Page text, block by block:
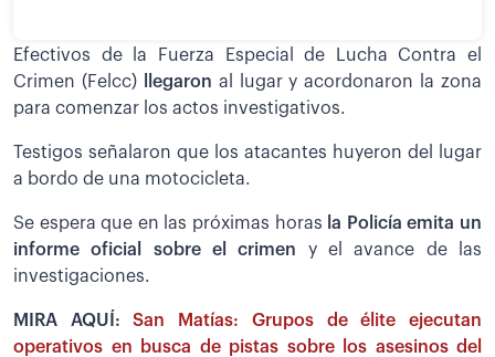
Efectivos de la Fuerza Especial de Lucha Contra el
Crimen (Felcc)
llegaron al lugar y acordonaron la zona
para comenzar los actos investigativos.
Testigos señalaron que los atacantes huyeron del lugar
a bordo de una motocicleta.
Se espera que en las próximas horas la Policía emita un
informe oficial sobre el crimen y el avance de las
investigaciones.
MIRA AQUÍ:San Matías: Grupos de élite ejecutan
operativos en busca de pistas sobre los asesinos del